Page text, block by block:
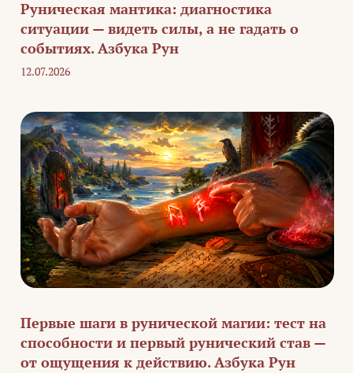
Руническая мантика: диагностика
ситуации — видеть силы, а не гадать о
событиях. Азбука Рун
12.07.2026
Первые шаги в рунической магии: тест на
способности и первый рунический став —
от ощущения к действию. Азбука Рун